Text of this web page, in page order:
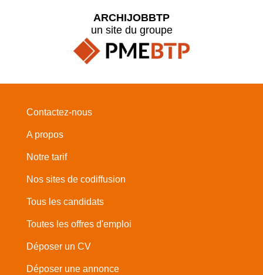
ARCHIJOBBTP
un site du groupe
Contactez-nous
A propos
Notre tarif
Nos sites de codiffusion
Tous les candidats
Toutes les offres d'emploi
Déposer un CV
Déposer une annonce